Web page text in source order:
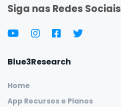
Siga nas Redes Sociais
Blue3Research
Home
App Recursos e Planos